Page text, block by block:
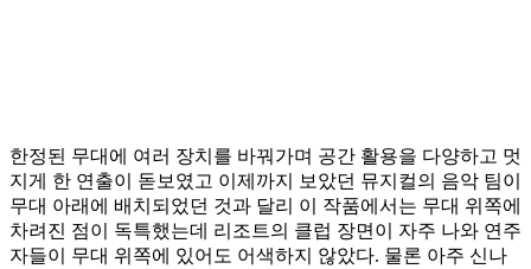
한정된 무대에 여러 장치를 바꿔가며 공간 활용을 다양하고 멋
지게 한 연출이 돋보였고 이제까지 보았던 뮤지컬의 음악 팀이
무대 아래에 배치되었던 것과 달리 이 작품에서는 무대 위쪽에
차려진 점이 독특했는데 리조트의 클럽 장면이 자주 나와 연주
자들이 무대 위쪽에 있어도 어색하지 않았다. 물론 아주 신나